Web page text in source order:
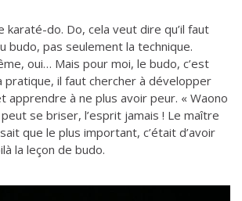
karaté-do. Do, cela veut dire qu’il faut
budo, pas seulement la technique.
oui… Mais pour moi, le budo, c’est
pratique, il faut chercher à développer
apprendre à ne plus avoir peur. « Waono
se briser, l’esprit jamais ! Le maître
que le plus important, c’était d’avoir
la leçon de budo.